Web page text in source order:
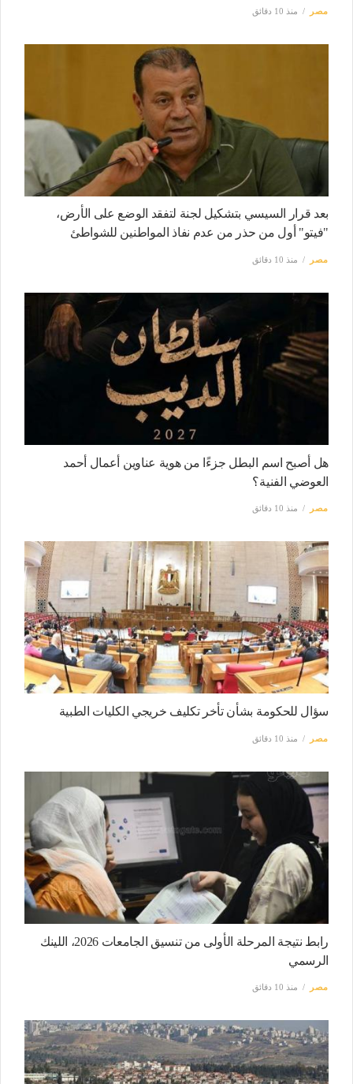
مصر منذ 10 دقائق
بعد قرار السيسي بتشكيل لجنة لتفقد الوضع على الأرض،
"فيتو" أول من حذر من عدم نفاذ المواطنين للشواطئ
مصر منذ 10 دقائق
هل أصبح اسم البطل جزءًا من هوية عناوين أعمال أحمد
العوضي الفنية؟
مصر منذ 10 دقائق
سؤال للحكومة بشأن تأخر تكليف خريجي الكليات الطبية
مصر منذ 10 دقائق
رابط نتيجة المرحلة الأولى من تنسيق الجامعات 2026، اللينك
الرسمي
مصر منذ 10 دقائق